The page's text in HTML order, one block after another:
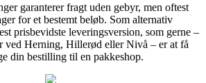
garanterer fragt uden gebyr, men oftest
for et bestemt beløb. Som alternativ
prisbevidste leveringsversion, som gerne –
ved Herning, Hillerød eller Nivå – er at få
din bestilling til en pakkeshop.